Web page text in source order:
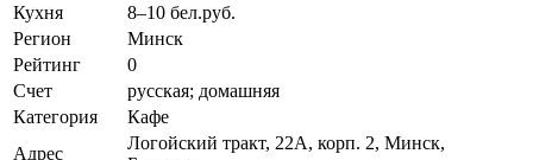
Кухня
8–10 бел.руб.
Регион
Минск
Рейтинг
0
Счет
русская; домашняя
Категория
Кафе
Адрес
Логойский тракт, 22А, корп. 2, Минск,